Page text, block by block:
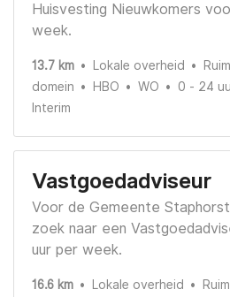
Huisvesting Nieuwkomers
week.
13.7 km Lokale overheid
domein
HBO WO 0 - 24
Interim
Vastgoedadviseur
Voor de Gemeente
zoek naar een
uur per week.
16.6 km Lokale overheid